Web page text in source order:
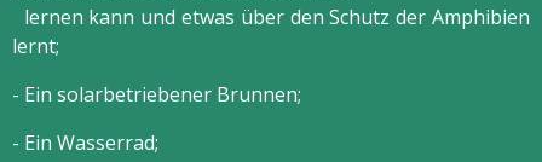
lernen kann und etwas über den Schutz der Amphibien
lernt;
- Ein solarbetriebener Brunnen;
- Ein Wasserrad;